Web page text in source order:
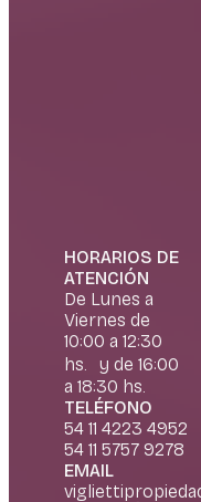
HORARIOS DE
ATENCIÓN
De Lunes a
Viernes de
10:00 a 12:30
hs. y de 16:00
a 18:30 hs.
TELÉFONO
54 11 4223 4952
54 11 5757 9278
EMAIL